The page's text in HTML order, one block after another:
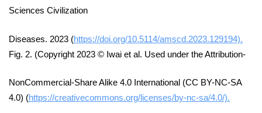
Sciences Civilization
Diseases. 2023 (https://doi.org/10.5114/amscd.2023.129194).
Fig. 2. (Copyright 2023 © Iwai et al. Used under the Attribution-
NonCommercial-Share Alike 4.0 International (CC BY-NC-SA
4.0) (https://creativecommons.org/licenses/by-nc-sa/4.0/).